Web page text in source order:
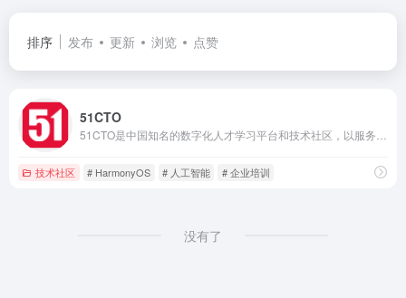
排序 发布 更新 浏览 点赞
51CTO
技术社区 # HarmonyOS # 人工智能 # 企业培训
没有了